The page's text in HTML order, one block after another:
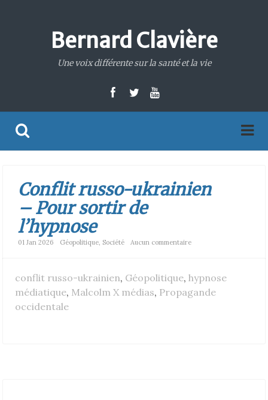
Bernard Clavière
Une voix différente sur la santé et la vie
Conflit russo-ukrainien
– Pour sortir de
l’hypnose
01 Jan 2026 Géopolitique, Société Aucun commentaire
conflit russo-ukrainien, Géopolitique, hypnose
médiatique, Malcolm X médias, Propagande
occidentale